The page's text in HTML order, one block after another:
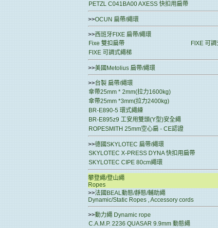
PETZL C041BA00 AXESS 快扣用扁帶
>>OCUN 扁帶/繩環
>>西班牙FIXE 扁帶/繩環
Fixe 雙扣扁帶
FIXE 可
FIXE 可調式繩梯
>>美國Metolius 扁帶/繩環
>>台製 扁帶/繩環
傘帶25mm * 2mm(拉力1600kg)
傘帶25mm *3mm(拉力2400kg)
BR-E890-5 環式繩練
BR-E895z9 工安用雙頭(Y型)安全繩
ROPESMITH 25mm空心扁 - CE認證
>>德國SKYLOTEC 扁帶/繩環
SKYLOTEC X-PRESS DYNA 快扣用扁帶
SKYLOTEC CIPE 80cm繩環
攀登繩/登山繩
Ropes
>>法國BEAL動態/靜態/輔助繩
Dynamic/Static Ropes , Accessory cords
>>動力繩 Dynamic rope
C.A.M.P. 2236 QUASAR 9.9mm 動態繩